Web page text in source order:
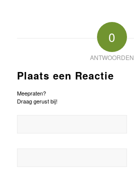
0
ANTWOORDEN
Plaats een Reactie
Meepraten?
Draag gerust bij!